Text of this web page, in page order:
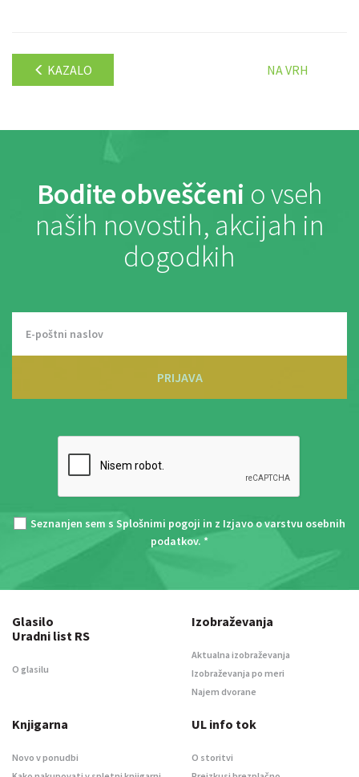
KAZALO NA VRH
Bodite obveščeni o vseh
naših novostih, akcijah in
dogodkih
PRIJAVA
Seznanjen sem s Splošnimi pogoji in z Izjavo o varstvu osebnih
podatkov. *
Glasilo
Uradni list RS
O glasilu
Izobraževanja
Aktualna izobraževanja
Izobraževanja po meri
Najem dvorane
Knjigarna
Novo v ponudbi
UL info tok
O storitvi